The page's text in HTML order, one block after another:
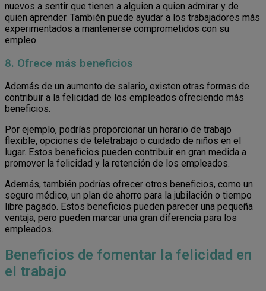
nuevos a sentir que tienen a alguien a quien admirar y de
quien aprender. También puede ayudar a los trabajadores más
experimentados a mantenerse comprometidos con su
empleo.
8. Ofrece más beneficios
Además de un aumento de salario, existen otras formas de
contribuir a la felicidad de los empleados ofreciendo más
beneficios.
Por ejemplo, podrías proporcionar un horario de trabajo
flexible, opciones de teletrabajo o cuidado de niños en el
lugar. Estos beneficios pueden contribuir en gran medida a
promover la felicidad y la retención de los empleados.
Además, también podrías ofrecer otros beneficios, como un
seguro médico, un plan de ahorro para la jubilación o tiempo
libre pagado. Estos beneficios pueden parecer una pequeña
ventaja, pero pueden marcar una gran diferencia para los
empleados.
Beneficios de fomentar la felicidad en
el trabajo